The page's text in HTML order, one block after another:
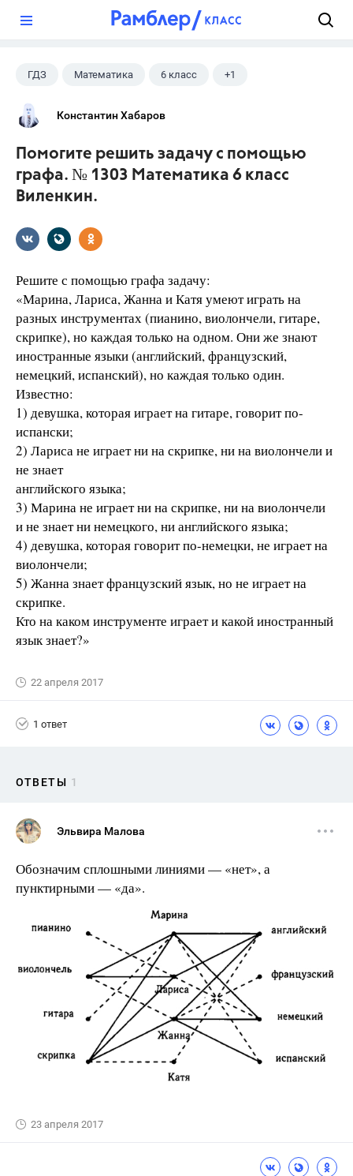
ГДЗ Математика 6 класс +1
Виленкин Н.Я.
Константин Хабаров
Помогите решить задачу с помощью
графа. № 1303 Математика 6 класс
Виленкин.
Решите с помощью графа задачу:
«Марина, Лариса, Жанна и Катя умеют играть на
разных инструментах (пианино, виолончели, гитаре,
скрипке), но каждая только на одном. Они же знают
иностранные языки (английский, французский,
немецкий, испанский), но каждая только один.
Известно:
1) девушка, которая играет на гитаре, говорит по-
испански;
2) Лариса не играет ни на скрипке, ни на виолончели и
не знает
английского языка;
3) Марина не играет ни на скрипке, ни на виолончели
и не знает ни немецкого, ни английского языка;
4) девушка, которая говорит по-немецки, не играет на
виолончели;
5) Жанна знает французский язык, но не играет на
скрипке.
Кто на каком инструменте играет и какой иностранный
язык знает?»
22 апреля 2017
1 ответ
ОТВЕТЫ 1
Эльвира Малова
Обозначим сплошными линиями — «нет», а
пунктирными — «да».
23 апреля 2017